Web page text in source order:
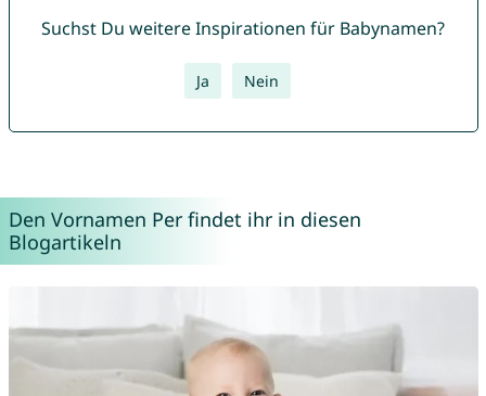
Suchst Du weitere Inspirationen für Babynamen?
Ja Nein
Den Vornamen Per findet ihr in diesen
Blogartikeln